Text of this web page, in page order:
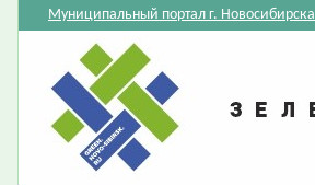
Муниципальный портал г. Новосибирска